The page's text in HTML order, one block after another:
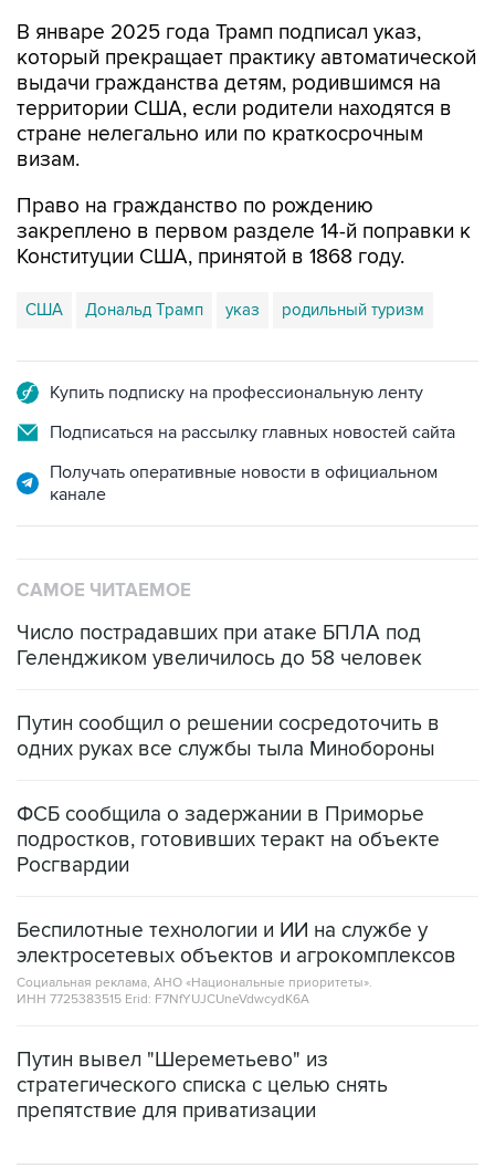
В январе 2025 года Трамп подписал указ,
который прекращает практику автоматической
выдачи гражданства детям, родившимся на
территории США, если родители находятся в
стране нелегально или по краткосрочным
визам.
Право на гражданство по рождению
закреплено в первом разделе 14-й поправки к
Конституции США, принятой в 1868 году.
США Дональд Трамп указ родильный туризм
Купить подписку на профессиональную ленту
Подписаться на рассылку главных новостей сайта
Получать оперативные новости в официальном
канале
САМОЕ ЧИТАЕМОЕ
Число пострадавших при атаке БПЛА под
Геленджиком увеличилось до 58 человек
Путин сообщил о решении сосредоточить в
одних руках все службы тыла Минобороны
ФСБ сообщила о задержании в Приморье
подростков, готовивших теракт на объекте
Росгвардии
Беспилотные технологии и ИИ на службе у
электросетевых объектов и агрокомплексов
Социальная реклама, АНО «Национальные приоритеты».
ИНН 7725383515 Erid: F7NfYUJCUneVdwcydK6A
Путин вывел "Шереметьево" из
стратегического списка с целью снять
препятствие для приватизации